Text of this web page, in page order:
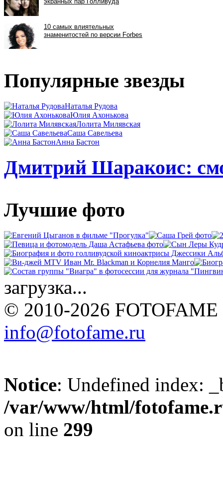
Популярные звезды
Наталья Рудова
Юлия Ахонькова
Лолита Милявская
Саша Савельева
Анна Бастон
Дмитрий Шаракоис:
Лучшие фото
загрузка...
© 2010-2026 FOTOFAME
info@fotofame.ru
Notice: Undefined index:
/var/www/html/
on line 299